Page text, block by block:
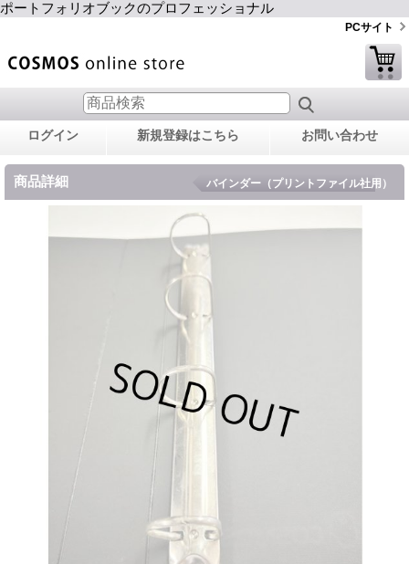
ポートフォリオブックのプロフェッショナル
PCサイト
ログイン 新規登録はこちら お問い合わせ
商品詳細 バインダー（プリントファイル社用）